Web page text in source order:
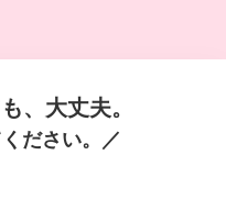
、大丈夫。
ださい。／